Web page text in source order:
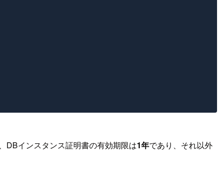
DBインスタンス証明書の有効期限は1年であり、それ以外